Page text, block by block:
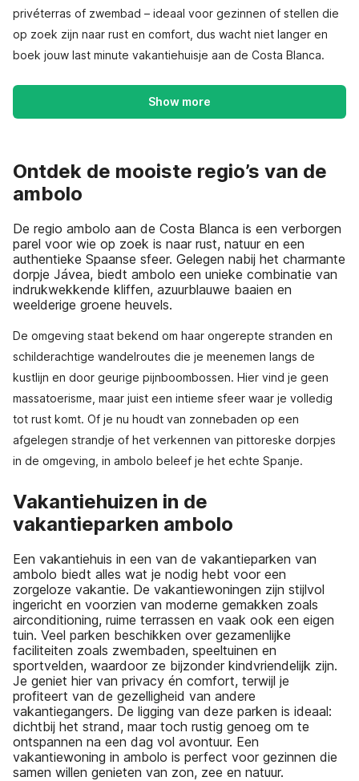
privéterras of zwembad – ideaal voor gezinnen of stellen die
op zoek zijn naar rust en comfort, dus wacht niet langer en
boek jouw last minute vakantiehuisje aan de Costa Blanca.
Show more
Ontdek de mooiste regio’s van de
ambolo
De regio ambolo aan de Costa Blanca is een verborgen
parel voor wie op zoek is naar rust, natuur en een
authentieke Spaanse sfeer. Gelegen nabij het charmante
dorpje Jávea, biedt ambolo een unieke combinatie van
indrukwekkende kliffen, azuurblauwe baaien en
weelderige groene heuvels.
De omgeving staat bekend om haar ongerepte stranden en
schilderachtige wandelroutes die je meenemen langs de
kustlijn en door geurige pijnboombossen. Hier vind je geen
massatoerisme, maar juist een intieme sfeer waar je volledig
tot rust komt. Of je nu houdt van zonnebaden op een
afgelegen strandje of het verkennen van pittoreske dorpjes
in de omgeving, in ambolo beleef je het echte Spanje.
Vakantiehuizen in de
vakantieparken ambolo
Een vakantiehuis in een van de vakantieparken van
ambolo biedt alles wat je nodig hebt voor een
zorgeloze vakantie. De vakantiewoningen zijn stijlvol
ingericht en voorzien van moderne gemakken zoals
airconditioning, ruime terrassen en vaak ook een eigen
tuin. Veel parken beschikken over gezamenlijke
faciliteiten zoals zwembaden, speeltuinen en
sportvelden, waardoor ze bijzonder kindvriendelijk zijn.
Je geniet hier van privacy én comfort, terwijl je
profiteert van de gezelligheid van andere
vakantiegangers. De ligging van deze parken is ideaal:
dichtbij het strand, maar toch rustig genoeg om te
ontspannen na een dag vol avontuur. Een
vakantiewoning in ambolo is perfect voor gezinnen die
samen willen genieten van zon, zee en natuur.